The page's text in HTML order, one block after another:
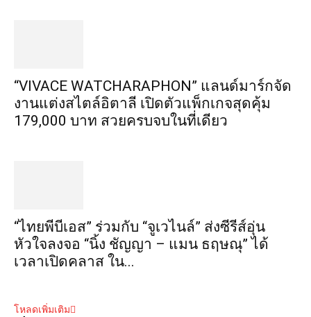
“VIVACE WATCHARAPHON” แลนด์มาร์กจัด
งานแต่งสไตล์อิตาลี เปิดตัวแพ็กเกจสุดคุ้ม
179,000 บาท สวยครบจบในที่เดียว
“ไทยพีบีเอส” ร่วมกับ “จูเวไนล์” ส่งซีรีส์อุ่น
หัวใจลงจอ “นิ้ง ชัญญา – แมน ธฤษณุ” ได้
เวลาเปิดคลาส ใน...
โหลดเพิ่มเติม